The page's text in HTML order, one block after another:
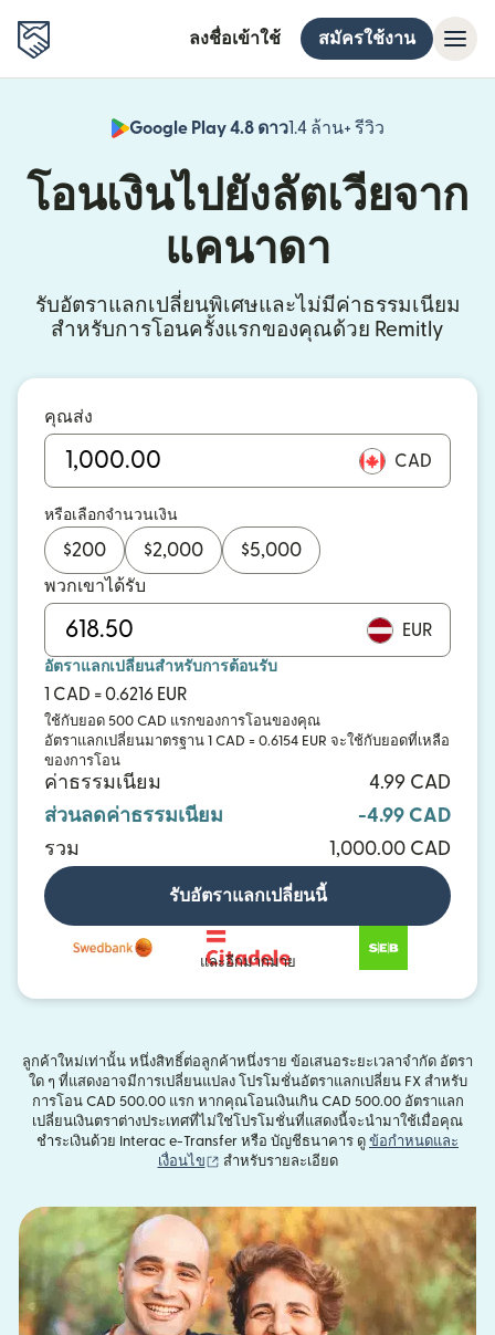
ลงชื่อเข้าใช้ สมัครใช้งาน
Google Play 4.8 ดาว1.4 ล้าน+ รีวิว
(เปิดในหน้าต่
โอนเงินไปยังลัตเวียจาก
แคนาดา
รับอัตราแลกเปลี่ยนพิเศษและไม่มีค่าธรรมเนียม
สำหรับการโอนครั้งแรกของคุณด้วย Remitly
คุณส่ง
CAD
หรือเลือกจำนวนเงิน
$200 $2,000 $5,000
พวกเขาได้รับ
EUR
อัตราแลกเปลี่ยนสำหรับการต้อนรับ
1 CAD = 0.6216 EUR
ใช้กับยอด 500 CAD แรกของการโอนของคุณ
อัตราแลกเปลี่ยนมาตรฐาน 1 CAD = 0.6154 EUR จะใช้กับยอดที่เหลือ
ของการโอน
ค่าธรรมเนียม
4.99 CAD
ส่วนลดค่าธรรมเนียม
-4.99 CAD
รวม
1,000.00 CAD
รับอัตราแลกเปลี่ยนนี้
และอีกมากมาย
ลูกค้าใหม่เท่านั้น หนึ่งสิทธิ์ต่อลูกค้าหนึ่งราย ข้อเสนอระยะเวลาจำกัด อัตรา
ใด ๆ ที่แสดงอาจมีการเปลี่ยนแปลง โปรโมชั่นอัตราแลกเปลี่ยน FX สำหรับ
การโอน CAD 500.00 แรก หากคุณโอนเงินเกิน CAD 500.00 อัตราแลก
เปลี่ยนเงินตราต่างประเทศที่ไม่ใช่โปรโมชั่นที่แสดงนี้จะนำมาใช้เมื่อคุณ
ชำระเงินด้วย Interac e-Transfer หรือ บัญชีธนาคาร ดู ข้อกำหนดและ
เงื่อนไข
(เปิดในหน้าต่างใหม่)
สำหรับรายละเอียด